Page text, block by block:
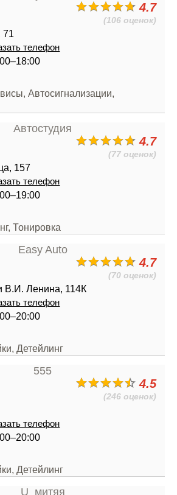
4.7
(106 оценок)
71
телефон
Автосигнализации,
4.7
(77 оценок)
157
телефон
Тонировка
4.7
(70 оценок)
В.И. Ленина, 114К
телефон
Детейлинг
4.5
(246 оценок)
телефон
Детейлинг